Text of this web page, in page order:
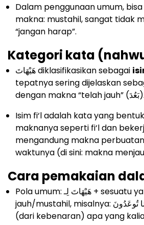
Dalam penggunaan umum,
makna: mustahil, sangat tidak
“jangan harap”.
Kategori kata
هَيْهَاتَ diklasifikasikan sebagai
tepatnya sering dijelaskan
dengan makna “telah jauh” (بَعُدَ).
Isim fi‘l adalah kata yang
maknanya seperti fi‘l dan
mengandung makna
waktunya (di sini: makna
Cara pemakaian
Pola umum: هَيْهَاتَ لِـ + sesuatu yang dianggap
jauh/mustahil, misalnya: هَيْهَاتَ لِمَا تُوعَدُونَ “jauh sekali
(dari kebenaran) apa yang